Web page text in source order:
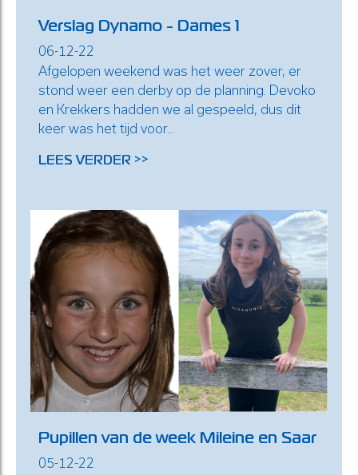
Verslag Dynamo - Dames 1
06-12-22
Afgelopen weekend was het weer zover, er
stond weer een derby op de planning. Devoko
en Krekkers hadden we al gespeeld, dus dit
keer was het tijd voor...
LEES VERDER >>
Pupillen van de week Mileine en Saar
05-12-22